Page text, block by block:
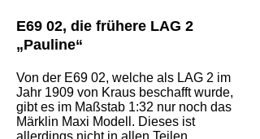
E69 02, die frühere LAG 2
„Pauline“
Von der E69 02, welche als LAG 2 im
Jahr 1909 von Kraus beschafft wurde,
gibt es im Maßstab 1:32 nur noch das
Märklin Maxi Modell. Dieses ist
allerdings nicht in allen Teilen